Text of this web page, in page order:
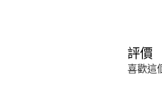
評價
喜歡這